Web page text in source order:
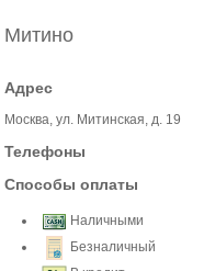
Митино
Адрес
Москва, ул. Митинская, д. 19
Телефоны
Способы оплаты
Наличными
Безналичный